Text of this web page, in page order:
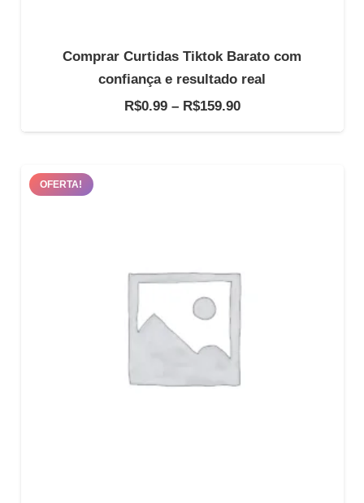
Comprar Curtidas Tiktok Barato com
confiança e resultado real
R$0.99 – R$159.90Faixa
de
OFERTA!